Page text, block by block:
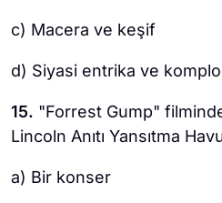
c) Macera ve keşif
d) Siyasi entrika ve komplo
15. "Forrest Gump"
Lincoln Anıtı Yansıtma
a) Bir konser